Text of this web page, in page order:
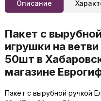
Описание
Пакет с
игрушки на
50шт в
магазине
Пакет с вырубной ручкой